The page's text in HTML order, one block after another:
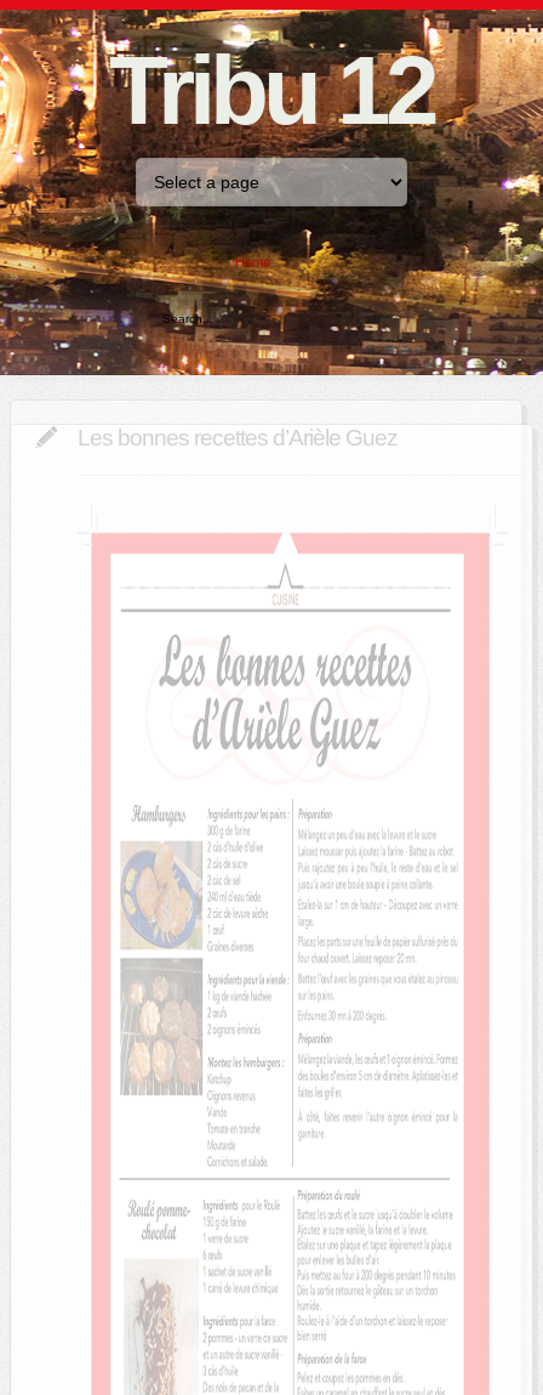
Tribu 12
Home
Les bonnes recettes d’Arièle Guez